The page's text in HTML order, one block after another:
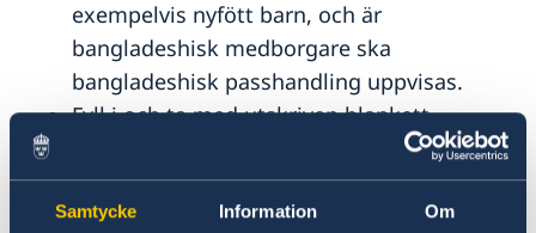
Samtycke Information Om
exempelvis nyfött barn, och är
bangladeshisk medborgare ska
bangladeshisk passhandling uppvisas.
Fyll i och ta med utskriven blankett
”Uppgift för utredning av svenskt
medborgarskap”:
Blanketten på svenska